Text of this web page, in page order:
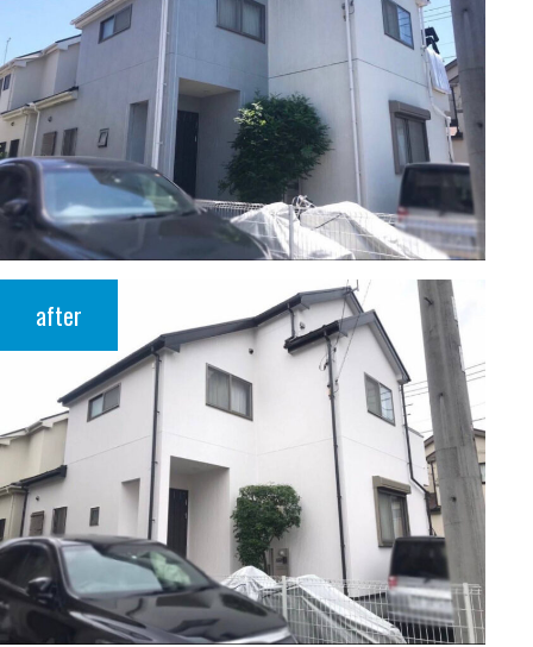
after